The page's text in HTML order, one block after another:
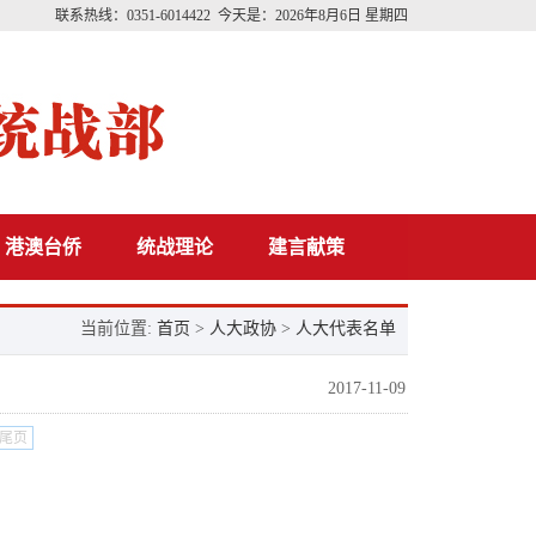
联系热线：0351-6014422 今天是： 2026年8月6日 星期四
港澳台侨 统战理论 建言献策
当前位置: 首页 > 人大政协 > 人大代表名单
2017-11-09
尾页